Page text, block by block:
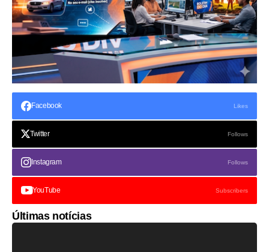
Facebook Likes
Twitter Follows
Instagram Follows
YouTube Subscribers
Últimas notícias